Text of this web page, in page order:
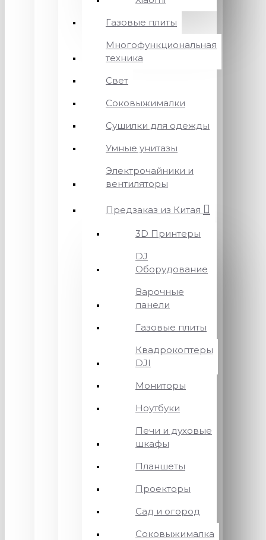
Газовые плиты
Многофункциональная
техника
Свет
Соковыжималки
Сушилки для одежды
Умные унитазы
Электрочайники и
вентиляторы
Предзаказ из Китая
3D Принтеры
DJ
Оборудование
Варочные
панели
Газовые плиты
Квадрокоптеры
DJI
Мониторы
Ноутбуки
Печи и духовые
шкафы
Планшеты
Проекторы
Сад и огород
Соковыжималка